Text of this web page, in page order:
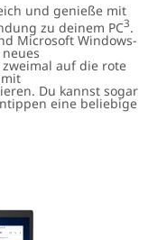
und genieße mit
zu deinem PC3.
Microsoft Windows-
auf die rote
Du kannst sogar
eine beliebige